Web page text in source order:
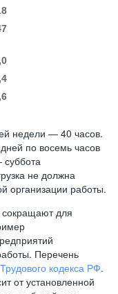
недели — 40 часов.
по восемь часов
не должна
организации работы.
для
Перечень
кодекса РФ.
от установленной